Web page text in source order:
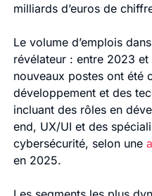
milliards d’euros de
Le volume d’emplois
révélateur : entre 2023
nouveaux postes ont été
développement et des
incluant des rôles en
end, UX/UI et des
cybersécurité, selon une
en 2025.